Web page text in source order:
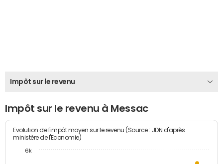
Impôt sur le revenu
Impôt sur le revenu à Messac
Evolution de l'impôt moyen sur le revenu (Source : JDN d'après
ministère de l'Economie)
6k